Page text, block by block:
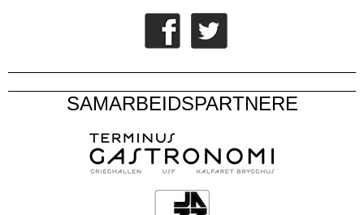
SAMARBEIDSPARTNERE